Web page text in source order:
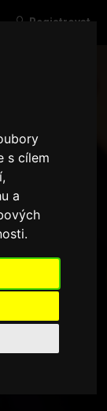
s cílem
a
Registrovat